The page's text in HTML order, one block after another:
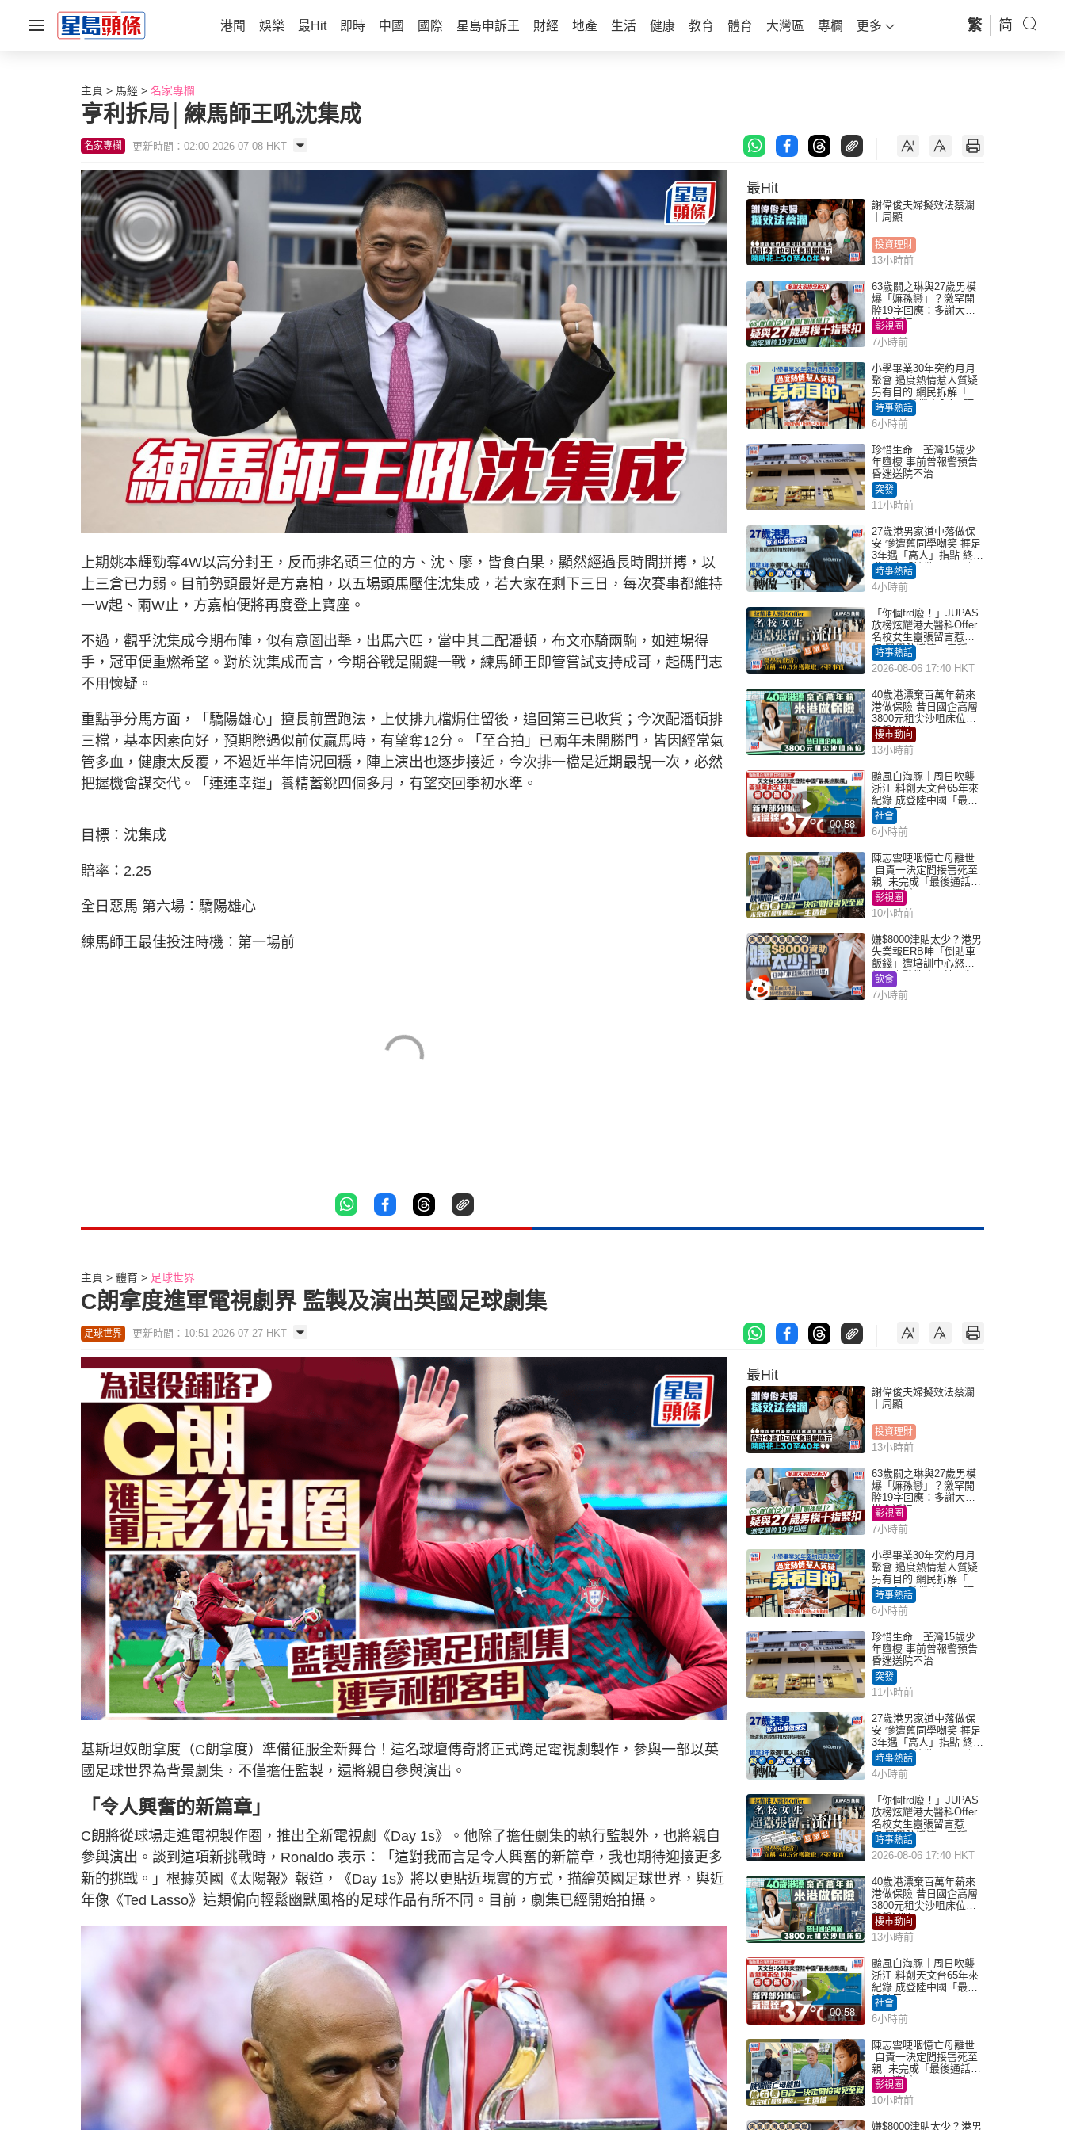
港聞 娛樂 最Hit 即時 中國 國際 星島申訴王 財經 地產 生活 健康 教育 體育 大灣區 專欄 更多 繁 简
主頁 馬經 名家專欄
亨利拆局│練馬師王吼沈集成
名家專欄 更新時間：02:00 2026-07-08 HKT
上期姚本輝勁奪4W以高分封王，反而排名頭三位的方、沈、廖，皆食白果，顯然經過長時間拼搏，以
上三倉已力弱。目前勢頭最好是方嘉柏，以五場頭馬壓住沈集成，若大家在剩下三日，每次賽事都維持
一W起、兩W止，方嘉柏便將再度登上寶座。
不過，觀乎沈集成今期布陣，似有意圖出擊，出馬六匹，當中其二配潘頓，布文亦騎兩駒，如連場得
手，冠軍便重燃希望。對於沈集成而言，今期谷戰是關鍵一戰，練馬師王即管嘗試支持成哥，起碼鬥志
不用懷疑。
重點爭分馬方面，「驕陽雄心」擅長前置跑法，上仗排九檔焗住留後，追回第三已收貨；今次配潘頓排
三檔，基本因素向好，預期際遇似前仗贏馬時，有望奪12分。「至合拍」已兩年未開勝門，皆因經常氣
管多血，健康太反覆，不過近半年情況回穩，陣上演出也逐步接近，今次排一檔是近期最靚一次，必然
把握機會謀交代。「連連幸運」養精蓄銳四個多月，有望交回季初水準。
目標：沈集成
賠率：2.25
全日惡馬 第六場：驕陽雄心
練馬師王最佳投注時機：第一場前
最Hit
謝偉俊夫婦擬效法蔡瀾
｜周顯
投資理財
13小時前
63歲關之琳與27歲男模
爆「嫲孫戀」？激罕開
腔19字回應：多謝大家
掛念近況
影視圈
7小時前
小學畢業30年突約月月
聚會 過度熱情惹人質疑
另有目的 網民拆解「扮
熟」4大動機｜Juicy叮
時事熱話
6小時前
珍惜生命｜荃灣15歲少
年墮樓 事前曾報警預告
昏迷送院不治
突發
11小時前
27歲港男家道中落做保
安 慘遭舊同學嘲笑 捱足
3年遇「高人」指點 終辭
職宣告「轉做一事」｜
Juicy叮
時事熱話
4小時前
「你個frd廢！」JUPAS
放榜炫耀港大醫科Offer
名校女生囂張留言惹眾
怒 醫學院澄清：宣稱
「40.5分獲錄取」不符事
實｜Juicy叮
時事熱話
2026-08-06 17:40 HKT
40歲港漂棄百萬年薪來
港做保險 昔日國企高層
3800元租尖沙咀床位｜
租盤Million
樓市動向
13小時前
00:58
颱風白海豚｜周日吹襲
浙江 料創天文台65年來
紀錄 成登陸中國「最長
途颱風」
社會
6小時前
陳志雲哽咽憶亡母離世
自責一決定間接害死至
親 未完成「最後通話」
一生遺憾
影視圈
10小時前
嫌$8000津貼太少？港男
失業報ERB呻「倒貼車
飯錢」遭培訓中心怒轟
網民幽默教路：揀呢類
課程唔會蝕...
飲食
7小時前
主頁 體育 足球世界
C朗拿度進軍電視劇界 監製及演出英國足球劇集
足球世界 更新時間：10:51 2026-07-27 HKT
基斯坦奴朗拿度（C朗拿度）準備征服全新舞台！這名球壇傳奇將正式跨足電視劇製作，參與一部以英
國足球世界為背景劇集，不僅擔任監製，還將親自參與演出。
「令人興奮的新篇章」
C朗將從球場走進電視製作圈，推出全新電視劇《Day 1s》。他除了擔任劇集的執行監製外，也將親自
參與演出。談到這項新挑戰時，Ronaldo 表示：「這對我而言是令人興奮的新篇章，我也期待迎接更多
新的挑戰。」根據英國《太陽報》報道，《Day 1s》將以更貼近現實的方式，描繪英國足球世界，與近
年像《Ted Lasso》這類偏向輕鬆幽默風格的足球作品有所不同。目前，劇集已經開始拍攝。
最Hit
謝偉俊夫婦擬效法蔡瀾
｜周顯
投資理財
13小時前
63歲關之琳與27歲男模
爆「嫲孫戀」？激罕開
腔19字回應：多謝大家
掛念近況
影視圈
7小時前
小學畢業30年突約月月
聚會 過度熱情惹人質疑
另有目的 網民拆解「扮
熟」4大動機｜Juicy叮
時事熱話
6小時前
珍惜生命｜荃灣15歲少
年墮樓 事前曾報警預告
昏迷送院不治
突發
11小時前
27歲港男家道中落做保
安 慘遭舊同學嘲笑 捱足
3年遇「高人」指點 終辭
職宣告「轉做一事」｜
Juicy叮
時事熱話
4小時前
「你個frd廢！」JUPAS
放榜炫耀港大醫科Offer
名校女生囂張留言惹眾
怒 醫學院澄清：宣稱
「40.5分獲錄取」不符事
實｜Juicy叮
時事熱話
2026-08-06 17:40 HKT
40歲港漂棄百萬年薪來
港做保險 昔日國企高層
3800元租尖沙咀床位｜
租盤Million
樓市動向
13小時前
00:58
颱風白海豚｜周日吹襲
浙江 料創天文台65年來
紀錄 成登陸中國「最長
途颱風」
社會
6小時前
陳志雲哽咽憶亡母離世
自責一決定間接害死至
親 未完成「最後通話」
一生遺憾
影視圈
10小時前
嫌$8000津貼太少？港男